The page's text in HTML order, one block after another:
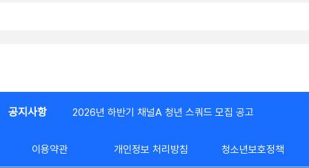
공지사항 2026년 하반기 채널A 청년 스쿼드 모집 공고
이용약관 개인정보 처리방침 청소년보호정책